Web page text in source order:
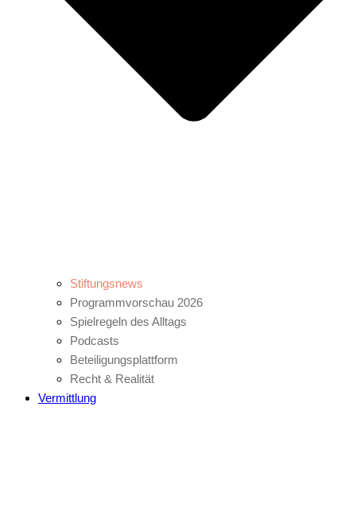
Stiftungsnews
Programmvorschau 2026
Spielregeln des Alltags
Podcasts
Beteiligungsplattform
Recht & Realität
Vermittlung